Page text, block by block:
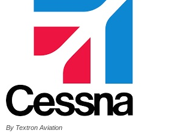
By Textron Aviation